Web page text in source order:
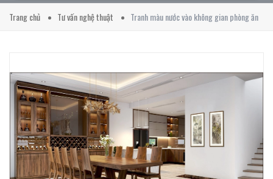
Trang chủ Tư vấn nghệ thuật Tranh màu nước vào không gian phòng ăn